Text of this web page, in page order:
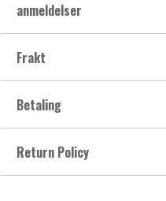
anmeldelser
Frakt
Betaling
Return Policy